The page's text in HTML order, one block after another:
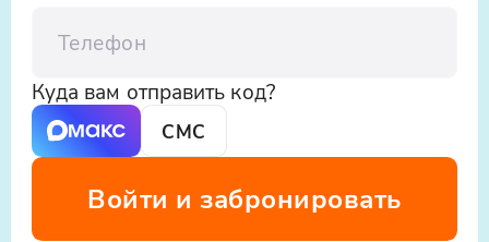
Куда вам отправить код?
СМС
Войти и забронировать